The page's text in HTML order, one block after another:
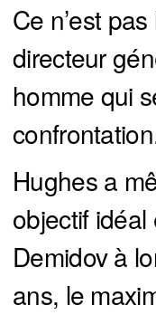
Ce n’est
directeur
homme qui
Hughes a
objectif
Demidov à
ans, le